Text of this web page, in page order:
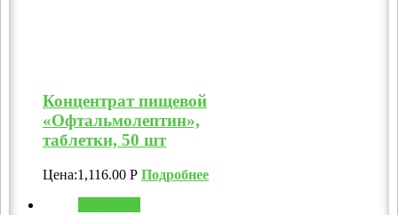
Концентрат пищевой
«Офтальмолептин»,
таблетки, 50 шт
Цена:1,116.00 Р Подробнее